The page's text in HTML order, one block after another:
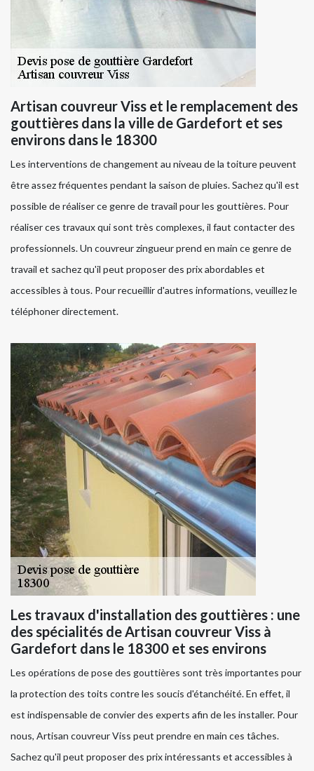
Artisan couvreur Viss et le remplacement des
gouttières dans la ville de Gardefort et ses
environs dans le 18300
Les interventions de changement au niveau de la toiture peuvent
être assez fréquentes pendant la saison de pluies. Sachez qu'il est
possible de réaliser ce genre de travail pour les gouttières. Pour
réaliser ces travaux qui sont très complexes, il faut contacter des
professionnels. Un couvreur zingueur prend en main ce genre de
travail et sachez qu'il peut proposer des prix abordables et
accessibles à tous. Pour recueillir d'autres informations, veuillez le
téléphoner directement.
Les travaux d'installation des gouttières : une
des spécialités de Artisan couvreur Viss à
Gardefort dans le 18300 et ses environs
Les opérations de pose des gouttières sont très importantes pour
la protection des toits contre les soucis d'étanchéité. En effet, il
est indispensable de convier des experts afin de les installer. Pour
nous, Artisan couvreur Viss peut prendre en main ces tâches.
Sachez qu'il peut proposer des prix intéressants et accessibles à